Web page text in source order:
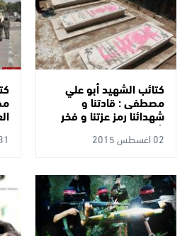
كتائب الشهيد أبو علي
مصطفى : قادتنا و
شهدائنا رمز عزتنا و فخر
شعبنا المساس بهم خط
أحمر
02 اغسطس 2015 31